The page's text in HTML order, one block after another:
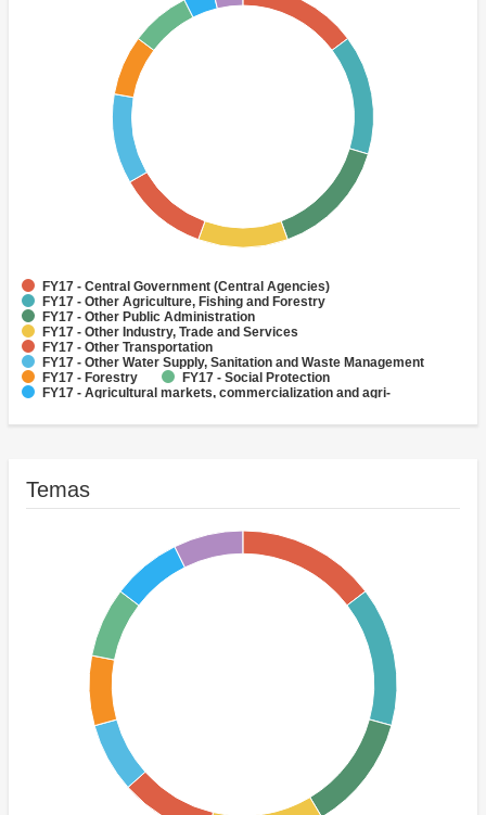
FY17 - Central Government (Central Agencies)
FY17 - Other Agriculture, Fishing and Forestry
FY17 - Other Public Administration
FY17 - Other Industry, Trade and Services
FY17 - Other Transportation
FY17 - Other Water Supply, Sanitation and Waste Management
FY17 - Forestry
FY17 - Social Protection
FY17 - Agricultural markets, commercialization and agri-
FY17 - Fisheries
Temas